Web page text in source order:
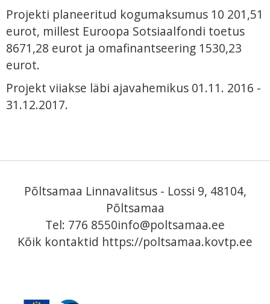
Projekti planeeritud kogumaksumus 10 201,51
eurot, millest Euroopa Sotsiaalfondi toetus
8671,28 eurot ja omafinantseering 1530,23
eurot.
Projekt viiakse läbi ajavahemikus 01.11. 2016 -
31.12.2017.
Põltsamaa Linnavalitsus - Lossi 9, 48104,
Põltsamaa
Tel: 776 8550info@poltsamaa.ee
Kõik kontaktid https://poltsamaa.kovtp.ee